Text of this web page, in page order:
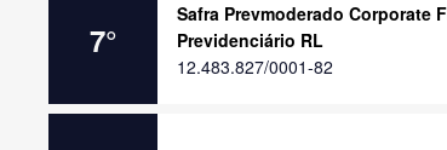
7°
Safra Prevmoderado Corporate
Previdenciário RL
12.483.827/0001-82